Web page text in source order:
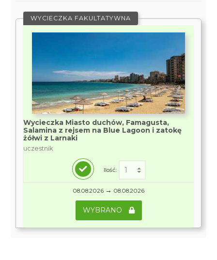
WYCIECZKA FAKULTATYWNA
Wycieczka Miasto duchów, Famagusta,
Salamina z rejsem na Blue Lagoon i zatokę
żółwi z Larnaki
uczestnik
Ilość:
08.08.2026 → 08.08.2026
WYBRANO